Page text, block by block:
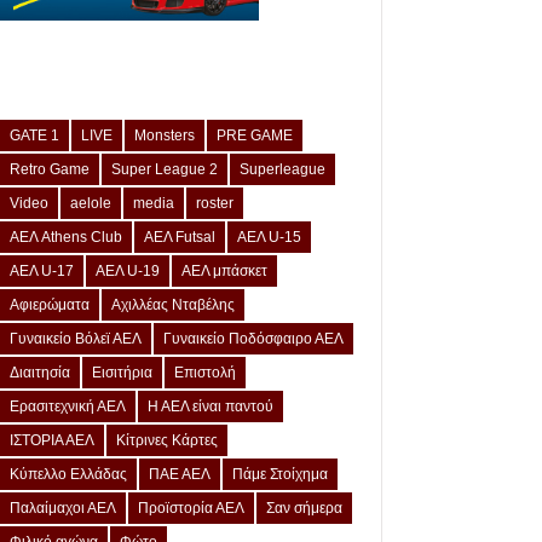
GATE 1 LIVE Monsters
PRE GAME
Retro Game
Super League 2
Superleague
Video
aelole media
roster
ΑΕΛ Athens Club
ΑΕΛ Futsal
ΑΕΛ U-15
ΑΕΛ U-17
ΑΕΛ U-19
ΑΕΛ μπάσκετ
Αφιερώματα
Αχιλλέας Νταβέλης
Γυναικείο Βόλεϊ ΑΕΛ
Γυναικείο Ποδόσφαιρο ΑΕΛ
Διαιτησία
Εισιτήρια
Επιστολή
Ερασιτεχνική ΑΕΛ
Η ΑΕΛ είναι παντού
ΙΣΤΟΡΙΑ ΑΕΛ
Κίτρινες Κάρτες
Κύπελλο Ελλάδας
ΠΑΕ ΑΕΛ
Πάμε Στοίχημα
Παλαίμαχοι ΑΕΛ
Προϊστορία ΑΕΛ
Σαν σήμερα